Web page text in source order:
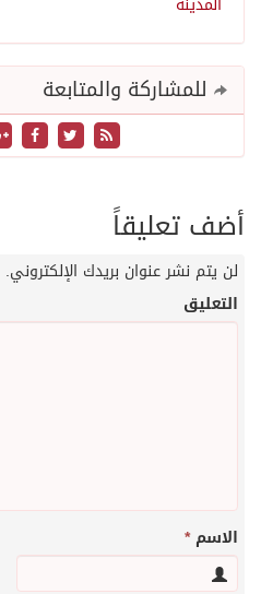
للمشاركة والمتابعة
أضف تعليقاً
لن يتم نشر عنوان بريدك الإلكتروني.
التعليق
الاسم*